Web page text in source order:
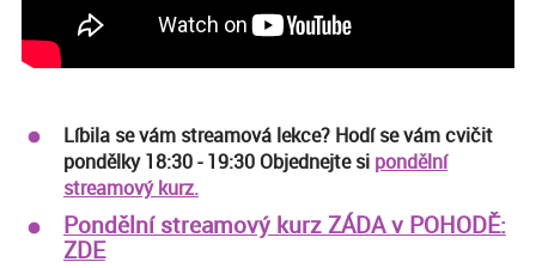
Líbila se vám streamová lekce? Hodí se vám cvičit
pondělky 18:30 - 19:30 Objednejte si pondělní
streamový kurz.
Pondělní streamový kurz ZÁDA v POHODĚ:
ZDE